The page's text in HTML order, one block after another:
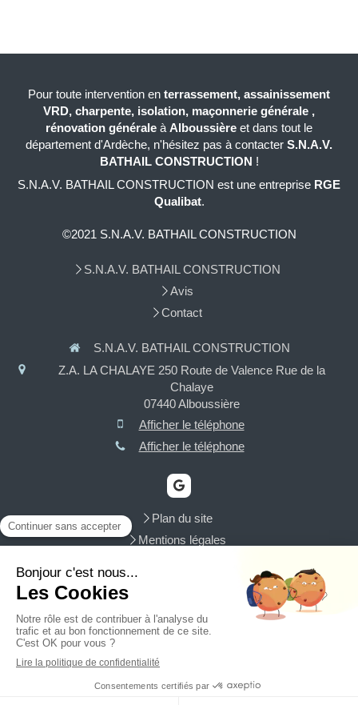
Pour toute intervention en terrassement, assainissement
VRD, charpente, isolation, maçonnerie générale ,
rénovation générale à Alboussière et dans tout le
département d'Ardèche, n'hésitez pas à contacter S.N.A.V.
BATHAIL CONSTRUCTION !
S.N.A.V. BATHAIL CONSTRUCTION est une entreprise RGE
Qualibat.
©2021 S.N.A.V. BATHAIL CONSTRUCTION
S.N.A.V. BATHAIL CONSTRUCTION
Avis
Contact
S.N.A.V. BATHAIL CONSTRUCTION
Z.A. LA CHALAYE 250 Route de Valence Rue de la
Chalaye
07440 Alboussière
Afficher le téléphone
Afficher le téléphone
Plan du site
Mentions légales
Maçonnerie, charpente, couverture, assainissement VRD,
terrassement, isolation
Demander un devis
Création et référencement du site par Simplébo